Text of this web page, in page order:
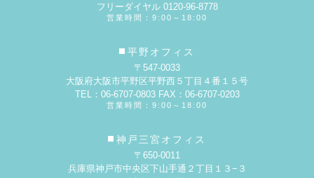
フリーダイヤル 0120-96-8778
営業時間：9:00～18:00
平野オフィス
〒547-0033
大阪府大阪市平野区平野西５丁目４番１５号
TEL：06-6707-0803 FAX：06-6707-0203
営業時間：9:00～18:00
神戸三宮オフィス
〒650-0011
兵庫県神戸市中央区下山手通２丁目１３−３